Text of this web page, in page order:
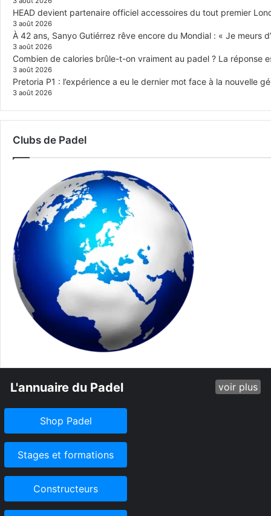
HEAD devient partenaire officiel accessoires du tout premier
3 août 2026
À 42 ans, Sanyo Gutiérrez rêve encore du Mondial : « Je meurs
3 août 2026
Combien de calories brûle-t-on vraiment au padel ? La réponse
3 août 2026
Pretoria P1 : l’expérience a eu le dernier mot face à la nouvelle
3 août 2026
Clubs de Padel
L'annuaire du Padel voir plus
Shop Padel
Stages et formations
Constructeurs